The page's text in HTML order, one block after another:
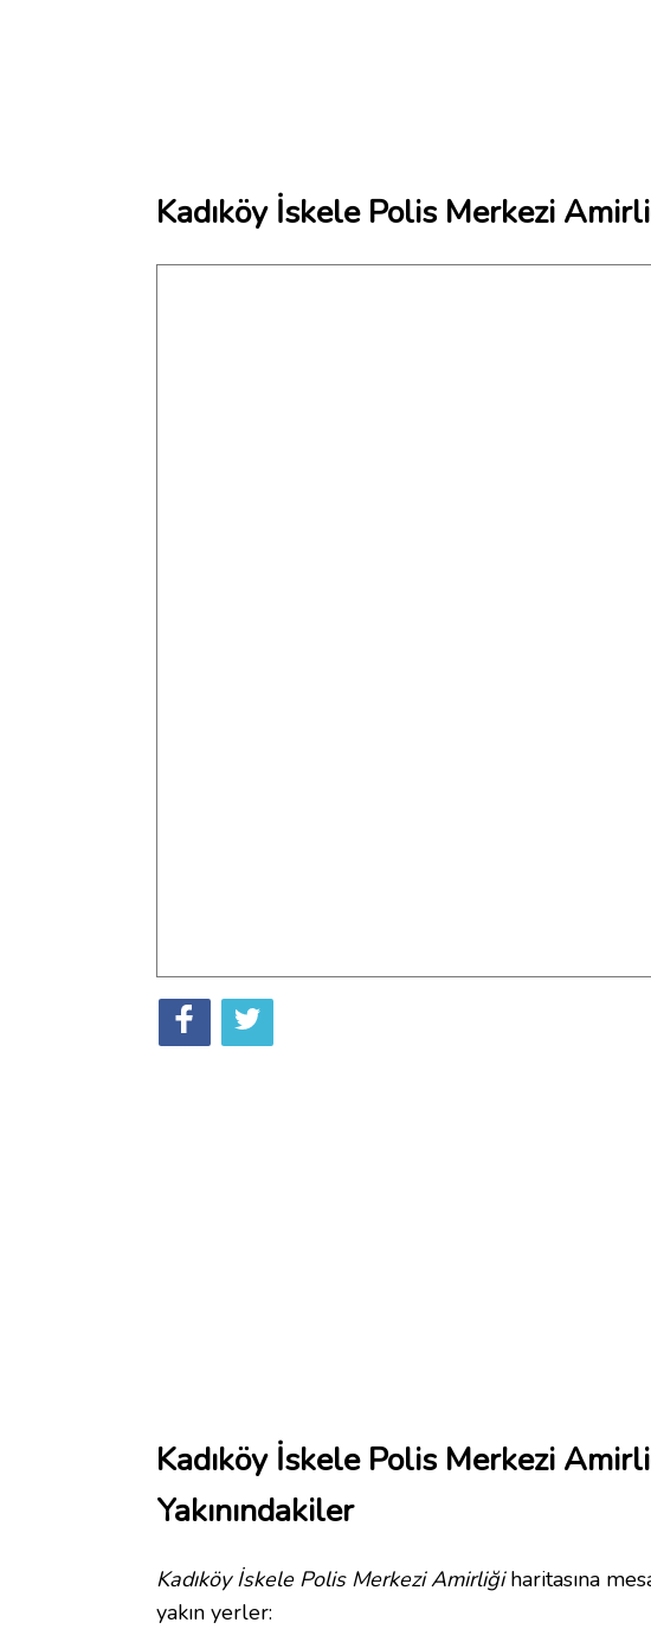
Kadıköy İskele Polis Merkezi
Kadıköy İskele Polis Merkezi
Yakınındakiler
Kadıköy İskele Polis Merkezi Amirliğiharitasına
yakın yerler: